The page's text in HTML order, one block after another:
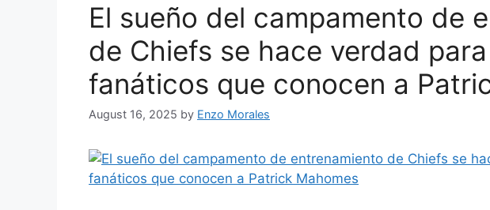
El sueño del campamento de
de Chiefs se hace verdad
fanáticos que conocen a
August 16, 2025 by Enzo Morales